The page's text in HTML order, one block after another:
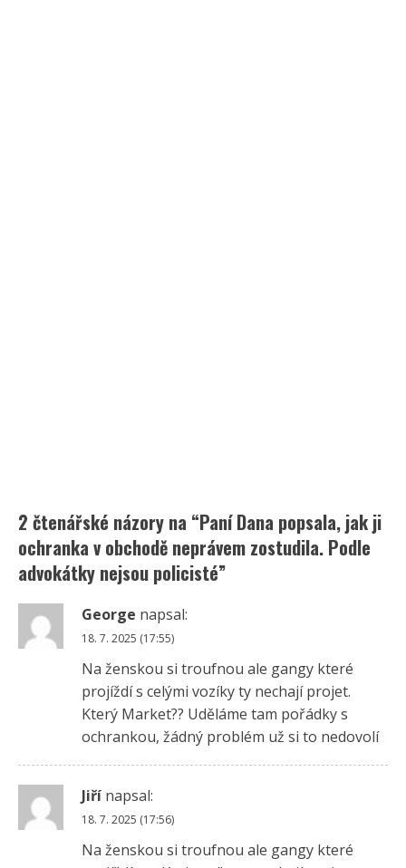
2 čtenářské názory na “Paní Dana popsala, jak ji
ochranka v obchodě neprávem zostudila. Podle
advokátky nejsou policisté”
George napsal:
18. 7. 2025 (17:55)
Na ženskou si troufnou ale gangy které
projíždí s celými vozíky ty nechají projet.
Který Market?? Uděláme tam pořádky s
ochrankou, žádný problém už si to nedovolí
Jiří napsal:
18. 7. 2025 (17:56)
Na ženskou si troufnou ale gangy které